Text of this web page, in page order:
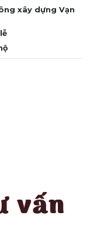
xây dựng Vạn
vấn